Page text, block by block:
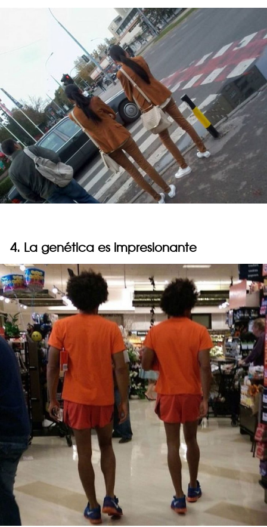
4. La genética es impresionante